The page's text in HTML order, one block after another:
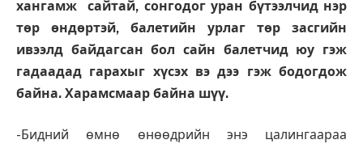
хангамж сайтай, сонгодог уран бүтээлчид нэр
төр өндөртэй, балетийн урлаг төр засгийн
ивээлд байдагсан бол сайн балетчид юу гэж
гадаадад гарахыг хүсэх вэ дээ гэж бодогдож
байна. Харамсмаар байна шүү.
-Бидний өмнө өнөөдрийн энэ цалингаараа